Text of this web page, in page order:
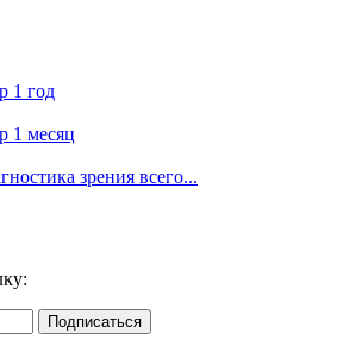
1 год
1 месяц
зрения всего...